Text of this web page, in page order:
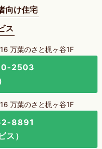
向け住宅
ス
万葉のさと梶ヶ谷1F
2503
万葉のさと梶ヶ谷1F
8891
ス）